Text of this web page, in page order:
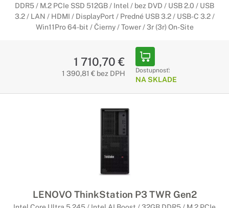
DDR5 / M.2 PCIe SSD 512GB / Intel / bez DVD / USB 2.0 / USB
3.2 / LAN / HDMI / DisplayPort / Predné USB 3.2 / USB-C 3.2 /
Win11Pro 64-bit / Čierny / Tower / 3r (3r) On-Site
1 710,70 €
1 390,81 € bez DPH Dostupnosť:
NA SKLADE
LENOVO ThinkStation P3 TWR Gen2